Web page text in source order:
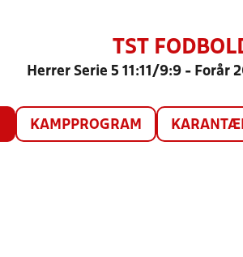
TST
Herrer Serie 5 11:11/9:9 - Forår
KAMPPROGRAM